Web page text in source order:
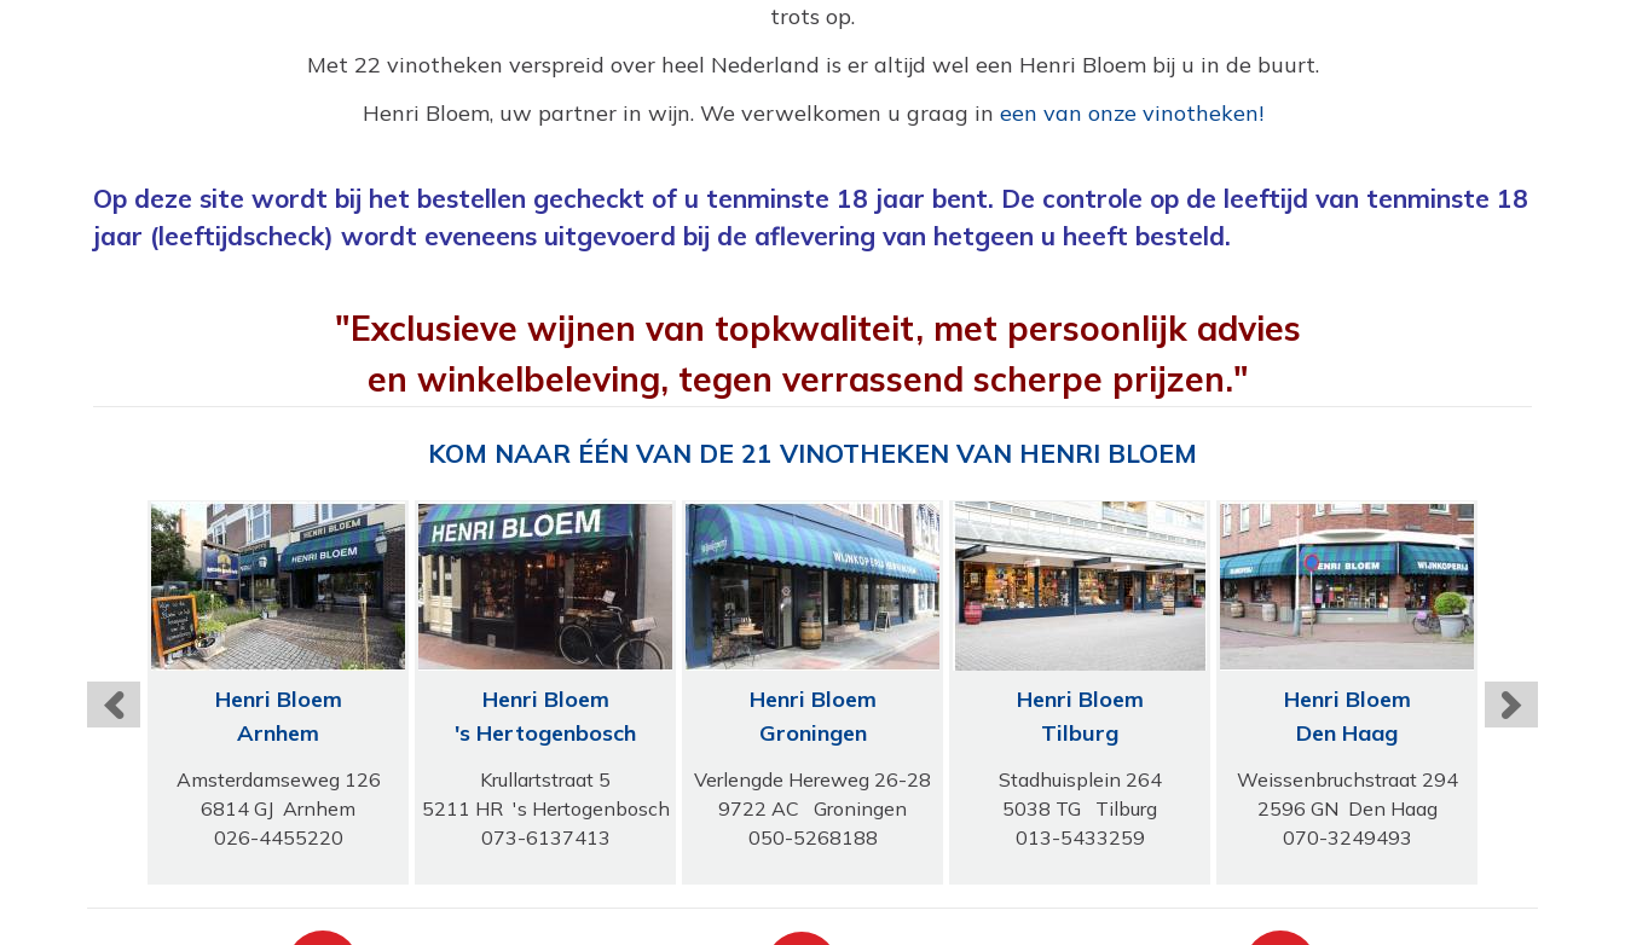
trots op.
Met 22 vinotheken verspreid over heel Nederland is er altijd wel een Henri Bloem bij u in de buurt.
Henri Bloem, uw partner in wijn. We verwelkomen u graag in een van onze vinotheken!
Op deze site wordt bij het bestellen gecheckt of u tenminste 18 jaar bent. De controle op de leeftijd van tenminste 18
jaar (leeftijdscheck) wordt eveneens uitgevoerd bij de aflevering van hetgeen u heeft besteld.
"Exclusieve wijnen van topkwaliteit, met persoonlijk advies
en winkelbeleving, tegen verrassend scherpe prijzen."
KOM NAAR ÉÉN VAN DE 21 VINOTHEKEN VAN HENRI BLOEM
Henri Bloem
Arnhem
Amsterdamseweg 126
6814 GJ Arnhem
026-4455220
Henri Bloem
's Hertogenbosch
Krullartstraat 5
5211 HR 's Hertogenbosch
073-6137413
Henri Bloem
Groningen
Verlengde Hereweg 26-28
9722 AC Groningen
050-5268188
Henri Bloem
Tilburg
Stadhuisplein 264
5038 TG Tilburg
013-5433259
Henri Bloem
Den Haag
Weissenbruchstraat 294
2596 GN Den Haag
070-3249493